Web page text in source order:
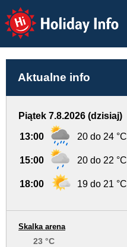
Holiday Info
Aktualne info
Piątek 7.8.2026 (dzisiaj)
13:00 20 do 24 °C
15:00 20 do 22 °C
18:00 19 do 21 °C
Skalka arena
23 °C